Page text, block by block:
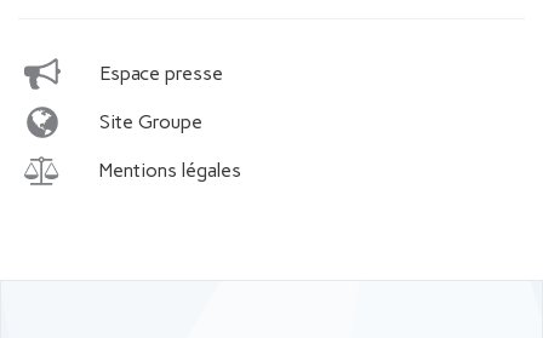
Espace presse
Site Groupe
Mentions légales